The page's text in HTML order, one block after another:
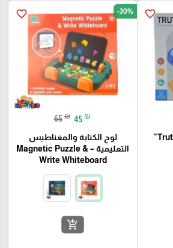
favorite_border
لعبة تحدي "Truth or Dare"
favorite_border -30%
65 ₪ 45 ₪
لوح الكتابة والمغناطيس
التعليمية – Magnetic Puzzle &
Write Whiteboard
add_shopping_cart